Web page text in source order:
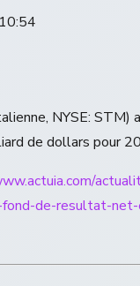
NYSE:
de dollars pour
de-resultat-